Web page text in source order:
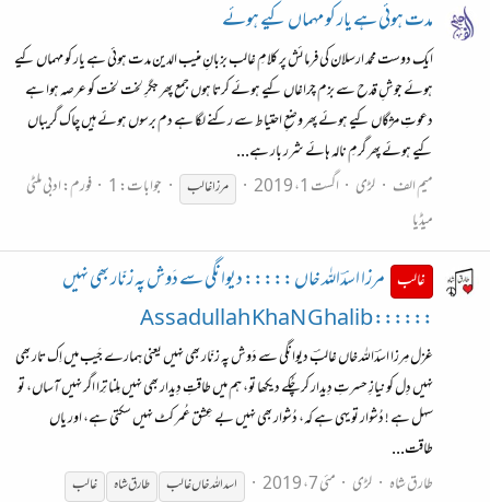
مدت ہوئی ہے یار کو مہماں کیے ہوئے
ایک دوست محمد ارسلان کی فرمائش پر کلامِ غالب بزبانِ منیب الدین مدت ہوئی ہے یار کو مہماں کیے
ہوئے جوشِ قدح سے بزم چراغاں کیے ہوئے کرتا ہوں جمع پھر جگرِ لخت لخت کو عرصہ ہوا ہے
دعوتِ مژگاں کیے ہوئے پھر وضعِ احتیاط سے رکنے لگا ہے دم برسوں ہوئے ہیں چاک گریباں
کیے ہوئے پھر گرمِ نالہ ہائے شرر بار ہے...
میم الف
لڑی اگست 1، 2019 مرزاغالب جوابات: 1 فورم:ادبی ملٹی
میڈیا
غالب مرزا اسدؔاللہ خاں ::::: دیوانگی سے دَوش پہ زنّار بھی نہیں
:::::: Assadullah KhaN Ghalib
غزل مِرزا اسدؔاللہ خاں غالبؔ دیوانگی سے دَوش پہ زنّار بھی نہیں یعنی ہمارے جَیب میں اِک تار بھی
نہیں دِل کو نیازِ حسرتِ دِیدار کر چُکے دیکھا تو، ہم میں طاقتِ دِیدار بھی نہیں مِلنا تِرا اگر نہیں آساں، تو
سہل ہے ! دُشوار تو یہی ہے کہ، دُشوار بھی نہیں بے عِشق عُمر کٹ نہیں سکتی ہے، اور یاں
طاقت...
طارق شاہ
لڑی مئی 7، 2019 اسداللہ خاںغالب طارق شاہ
غالب